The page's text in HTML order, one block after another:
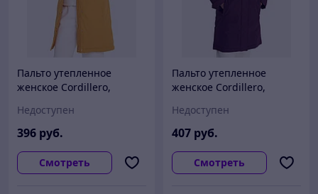
Пальто утепленное
женское Cordillero,
Недоступен
396 руб.
Смотреть
Пальто утепленное
женское Cordillero,
Недоступен
407 руб.
Смотреть